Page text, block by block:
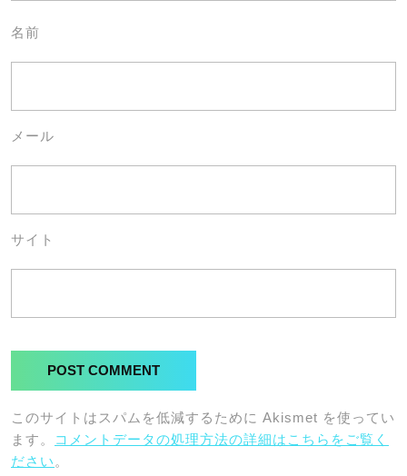
名前
メール
サイト
このサイトはスパムを低減するために Akismet を使ってい
ます。
コメントデータの処理方法の詳細はこちらをご覧く
ださい 。